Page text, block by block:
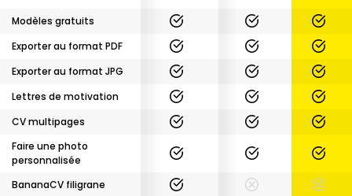
Modèles gratuits
Exporter au format PDF
Exporter au format JPG
Lettres de motivation
CV multipages
Faire une photo
personnalisée
BananaCV filigrane